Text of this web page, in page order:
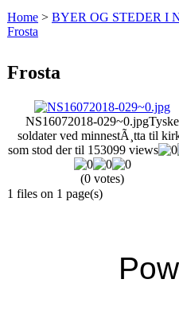
Home > BYER OG STEDER I
Frosta
Frosta
NS16072018-029~0.jpgTyske
soldater ved minnestÃ¸tta til
som stod der til 153099 views
(0 votes)
1 files on 1 page(s)